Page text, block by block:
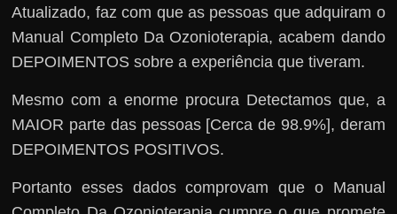
Atualizado, faz com que as pessoas que adquiram o
Manual Completo Da Ozonioterapia, acabem dando
DEPOIMENTOS sobre a experiência que tiveram.
Mesmo com a enorme procura Detectamos que, a
MAIOR parte das pessoas [Cerca de 98.9%], deram
DEPOIMENTOS POSITIVOS.
Portanto esses dados comprovam que o Manual